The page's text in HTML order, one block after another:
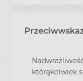
którąkolwiek